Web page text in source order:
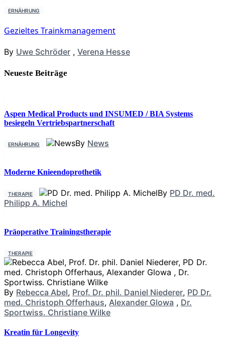
ERNÄHRUNG
Gezieltes Trainkmanagement
By Uwe Schröder , Verena Hesse
Neueste Beiträge
Aspen Medical Products und INSUMED / BIA Systems
besiegeln Vertriebspartnerschaft
ERNÄHRUNG By News
Moderne Knieendoprothetik
THERAPIE By PD Dr. med.
Philipp A. Michel
Präoperative Trainingstherapie
THERAPIE
By Rebecca Abel, Prof. Dr. phil. Daniel Niederer, PD Dr.
med. Christoph Offerhaus, Alexander Glowa , Dr.
Sportwiss. Christiane Wilke
Kreatin für Longevity